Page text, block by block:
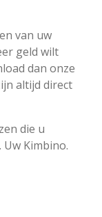
van uw
geld wilt
dan onze
altijd direct
die u
Kimbino.